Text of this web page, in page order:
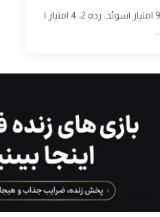
فرانسه: رده 1، 9 امتیاز |سوئد: رده 2، 4 امتیاز |